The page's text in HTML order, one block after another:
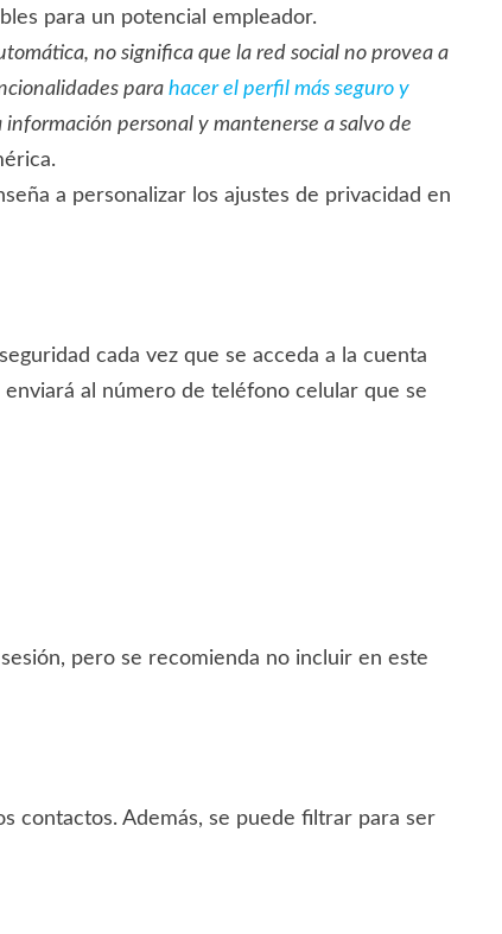
para un potencial empleador.
no significa que la red social no provea a
parahacer el perfil más seguro y
personal y mantenerse a salvo de
a personalizar los ajustes de privacidad en
cada vez que se acceda a la cuenta
al número de teléfono celular que se
pero se recomienda no incluir en este
contactos. Además, se puede filtrar para ser